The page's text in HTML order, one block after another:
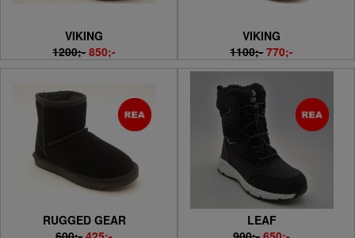
VIKING
1200;- 850;-
VIKING
1100;- 770;-
RUGGED GEAR
LEAF